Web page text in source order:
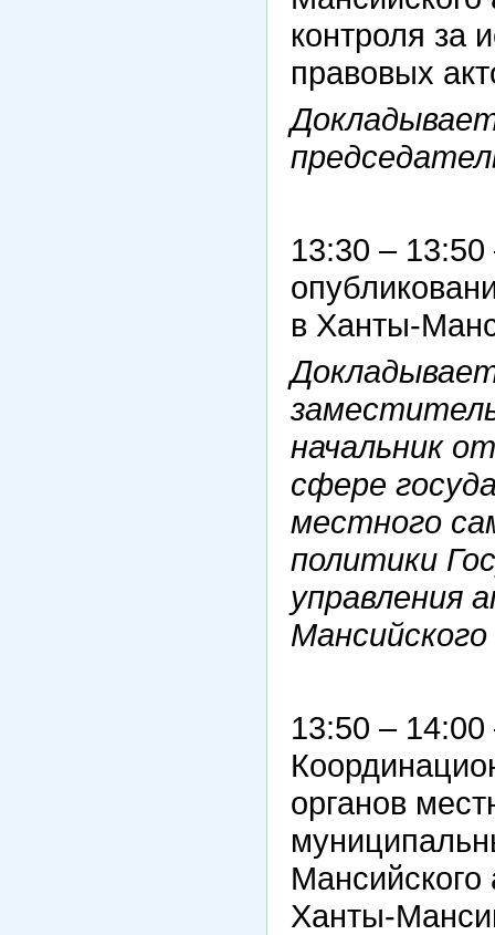
контроля за
правовых
13:30 –
в Ханты-
начальник
сфере
местного
политики
управления
13:50 –
органов
Ханты-